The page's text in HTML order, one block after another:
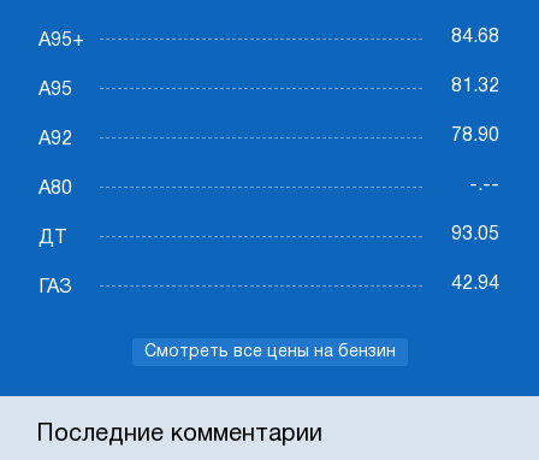
А95+ 84.68
А95 81.32
А92 78.90
А80 -.--
ДТ 93.05
ГАЗ 42.94
Смотреть все цены на бензин
Последние комментарии